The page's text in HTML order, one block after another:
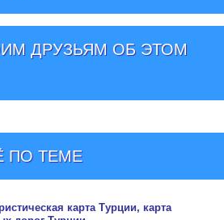
ДРУЗЬЯМ ОБ ЭТОМ
ПО ТЕМЕ
карта Турции, карта